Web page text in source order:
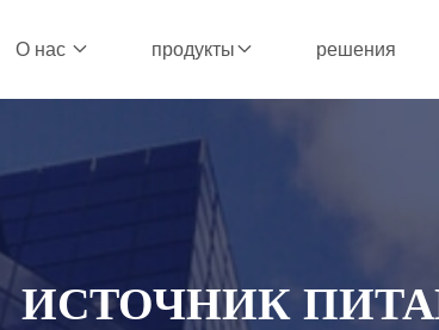
О нас продукты решения
ИСТОЧНИК